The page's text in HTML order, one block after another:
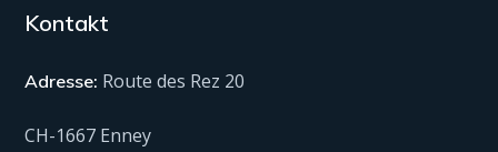
Kontakt
Adresse: Route des Rez 20
CH-1667 Enney